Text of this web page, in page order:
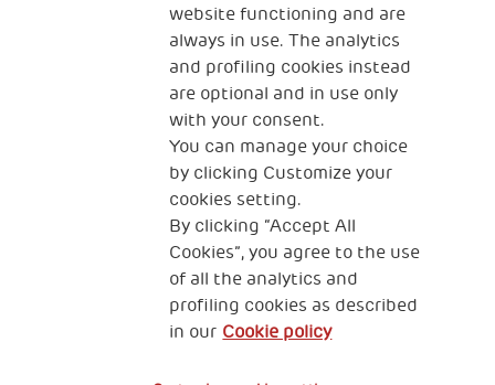
The Human Safety Net FRANCE
NOUS CONTACTER
89 RUE TAITBOUT 75009 PARIS
website functioning and are
always in use. The analytics
and profiling cookies instead
are optional and in use only
with your consent.
You can manage your choice
by clicking Customize your
cookies setting.
By clicking “Accept All
Cookies”, you agree to the use
of all the analytics and
profiling cookies as described
in our Cookie policy